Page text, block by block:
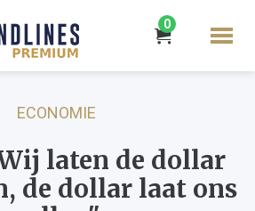
0
ECONOMIE
laten de dollar
de dollar laat ons